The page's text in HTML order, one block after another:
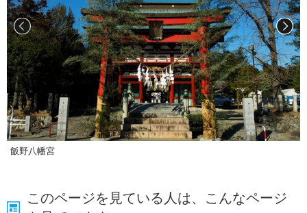
飯野八幡宮
このページを見ている人は、こんなページ